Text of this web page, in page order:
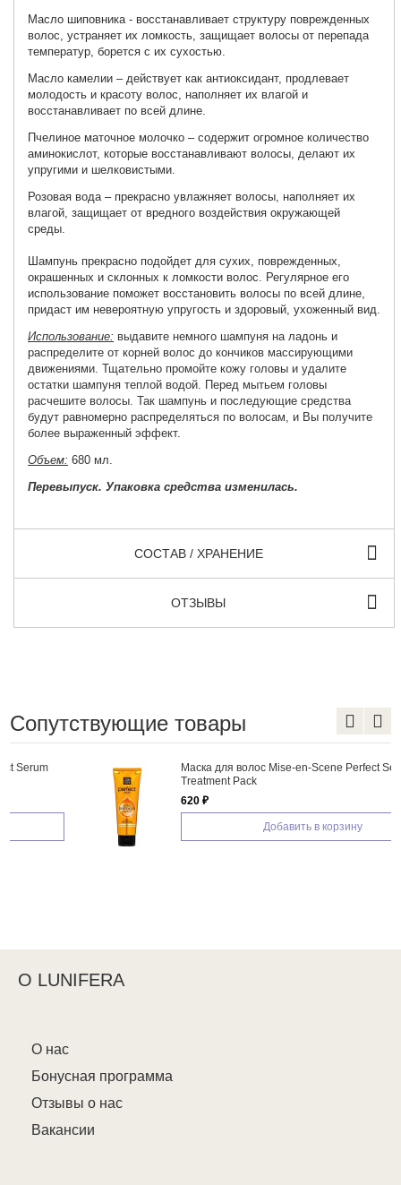
Масло шиповника - восстанавливает структуру поврежденных
волос, устраняет их ломкость, защищает волосы от перепада
температур, борется с их сухостью.
Масло камелии – действует как антиоксидант, продлевает
молодость и красоту волос, наполняет их влагой и
восстанавливает по всей длине.
Пчелиное маточное молочко – содержит огромное количество
аминокислот, которые восстанавливают волосы, делают их
упругими и шелковистыми.
Розовая вода – прекрасно увлажняет волосы, наполняет их
влагой, защищает от вредного воздействия окружающей
среды.
Шампунь прекрасно подойдет для сухих, поврежденных,
окрашенных и склонных к ломкости волос. Регулярное его
использование поможет восстановить волосы по всей длине,
придаст им невероятную упругость и здоровый, ухоженный вид.
Использование: выдавите немного шампуня на ладонь и
распределите от корней волос до кончиков массирующими
движениями. Тщательно промойте кожу головы и удалите
остатки шампуня теплой водой. Перед мытьем головы
расчешите волосы. Так шампунь и последующие средства
будут равномерно распределяться по волосам, и Вы получите
более выраженный эффект.
Объем: 680 мл.
Перевыпуск. Упаковка средства изменилась.
СОСТАВ / ХРАНЕНИЕ
ОТЗЫВЫ
Сопутствующие товары
Маска для волос Mise-en-Scene Perfect Serum
Treatment Pack
620 ₽
Добавить в корзину
О LUNIFERA
О нас
Бонусная программа
Отзывы о нас
Вакансии